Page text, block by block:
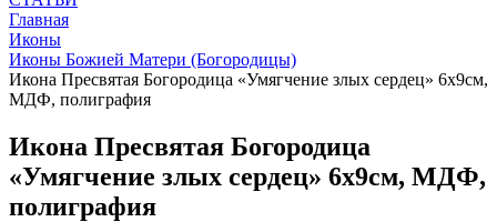
Главная
Иконы
Иконы Божией Матери (Богородицы)
Икона Пресвятая Богородица «Умягчение злых сердец» 6х9см,
МДФ, полиграфия
Икона Пресвятая Богородица
«Умягчение злых сердец» 6х9см, МДФ,
полиграфия